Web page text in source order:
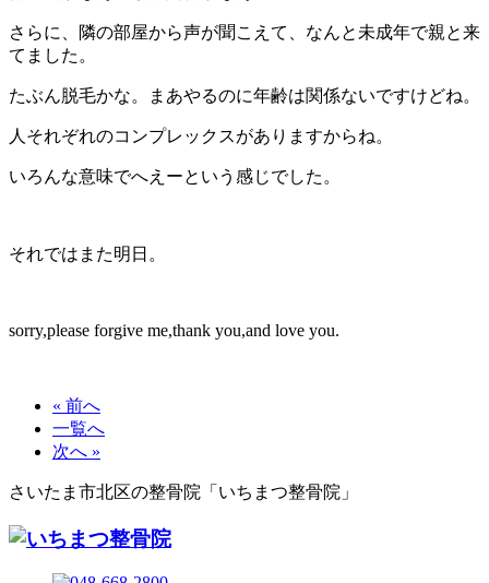
さらに、隣の部屋から声が聞こえて、なんと未成年で親と来
てました。
たぶん脱毛かな。まあやるのに年齢は関係ないですけどね。
人それぞれのコンプレックスがありますからね。
いろんな意味でへえーという感じでした。
それではまた明日。
sorry,please forgive me,thank you,and love you.
« 前へ
一覧へ
次へ »
さいたま市北区の整骨院「いちまつ整骨院」